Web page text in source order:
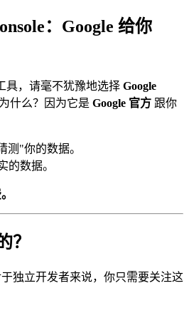
：Google 给你
具，请毫不犹豫地选择 Google
什么？因为它是 Google 官方 跟你
测"你的数据。
的数据。
？
独立开发者来说，你只需要关注这